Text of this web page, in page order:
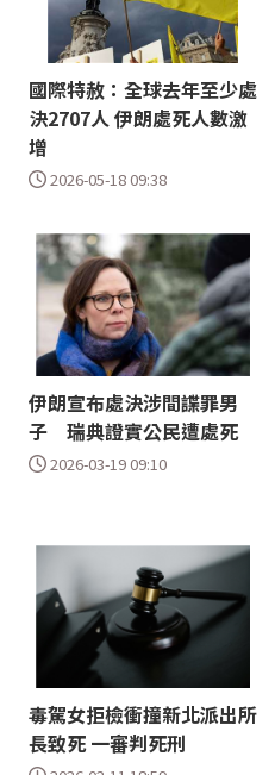
國際特赦：全球去年至少處
決2707人 伊朗處死人數激
增
2026-05-18 09:38
伊朗宣布處決涉間諜罪男
子 瑞典證實公民遭處死
2026-03-19 09:10
毒駕女拒檢衝撞新北派出所
長致死 一審判死刑